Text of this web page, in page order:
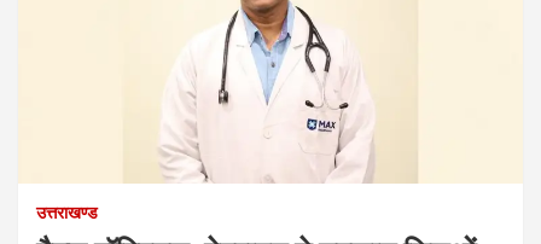
उत्तराखण्ड